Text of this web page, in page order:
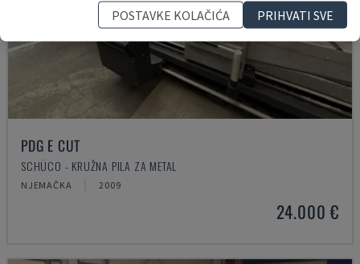
PDG E CUT
SCHÜCO - KRUŽNA PILA ZA METAL
NJEMAČKA 2009
24.000 €
POSTAVKE KOLAČIĆA
PRIHVATI SVE